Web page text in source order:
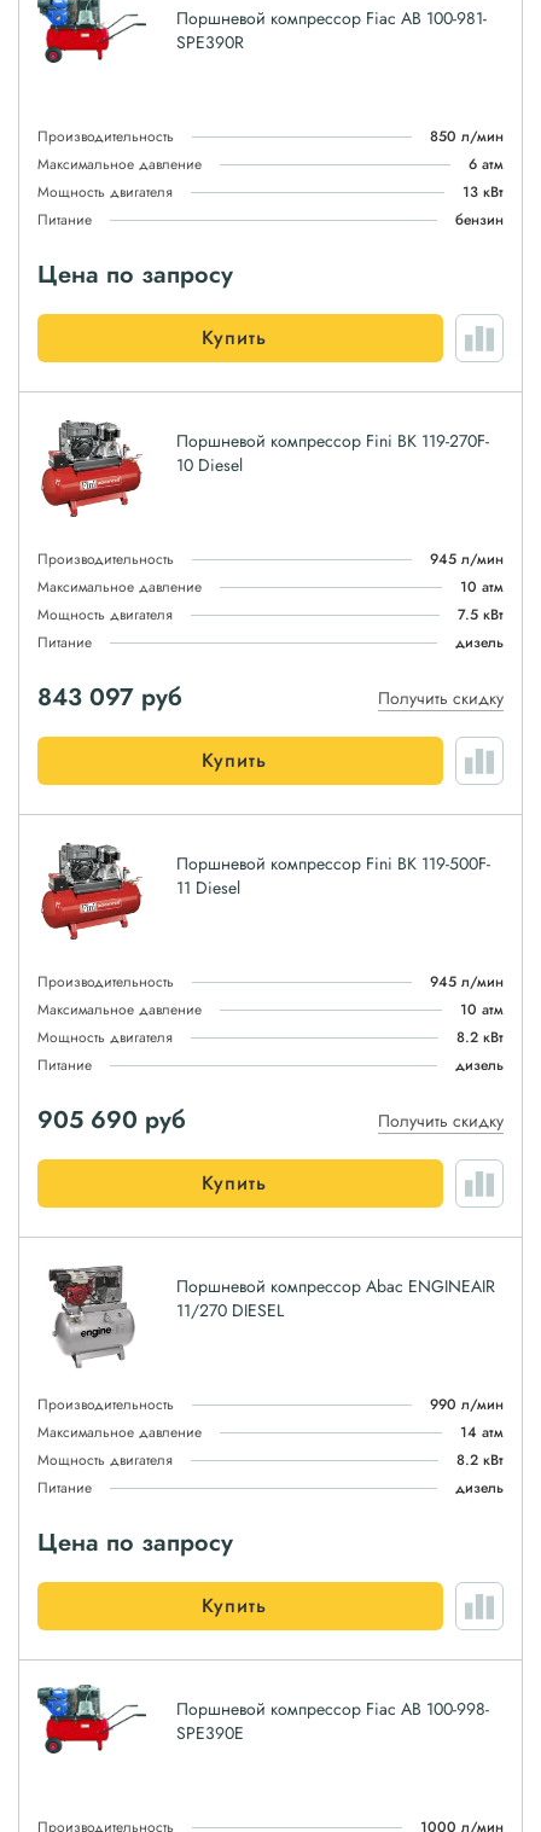
Поршневой компрессор Fiac AB 100-981-
SPE390R
Производительность
850 л/мин
Максимальное давление
6 атм
Мощность двигателя
13 кВт
Питание
бензин
Цена по запросу
Купить
Поршневой компрессор Fini BK 119-270F-
10 Diesel
Производительность
945 л/мин
Максимальное давление
10 атм
Мощность двигателя
7.5 кВт
Питание
дизель
843 097 руб Получить скидку
Купить
Поршневой компрессор Fini BK 119-500F-
11 Diesel
Производительность
945 л/мин
Максимальное давление
10 атм
Мощность двигателя
8.2 кВт
Питание
дизель
905 690 руб Получить скидку
Купить
Поршневой компрессор Abac ENGINEAIR
11/270 DIESEL
Производительность
990 л/мин
Максимальное давление
14 атм
Мощность двигателя
8.2 кВт
Питание
дизель
Цена по запросу
Купить
Поршневой компрессор Fiac AB 100-998-
SPE390E
Производительность 1000 л/мин